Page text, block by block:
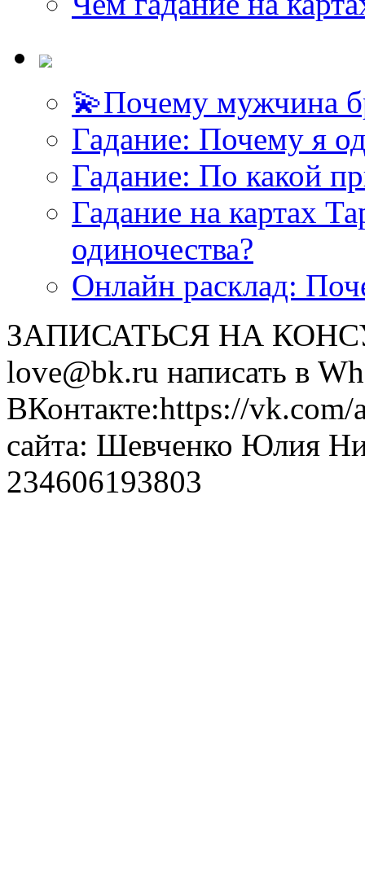
💫Почему мужчина
Гадание: Почему я
Гадание: По какой
Гадание на картах
одиночества?
Онлайн расклад:
ЗАПИСАТЬСЯ НА
love@bk.ru написать в
ВКонтакте:https://
сайта: Шевченко Юлия
234606193803